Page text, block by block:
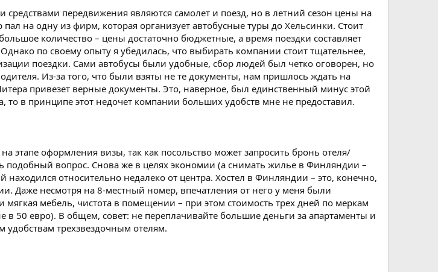
передвижения являются самолет и поезд, но в летний сезон цены на
на одну из фирм, которая организует автобусные туры до Хельсинки. Стоит
количество – цены достаточно бюджетные, а время поездки составляет
по своему опыту я убедилась, что выбирать компании стоит тщательнее,
поездки. Сами автобусы были удобные, сбор людей был четко оговорен, но
Из-за того, что были взяты не те документы, нам пришлось ждать на
привезет верные документы. Это, наверное, был единственный минус этой
то в принципе этот недочет компании больших удобств мне не предоставил.
этапе оформления визы, так как посольство может запросить бронь отеля/
подобный вопрос. Снова же в целях экономии (а снимать жилье в Финляндии –
находился относительно недалеко от центра. Хостел в Финляндии – это, конечно,
Даже несмотря на 8-местный номер, впечатления от него у меня были
мебель, чистота в помещении – при этом стоимость трех дней по меркам
50 евро). В общем, совет: не переплачивайте большие деньги за апартаменты и
удобствам трехзвездочным отелям.